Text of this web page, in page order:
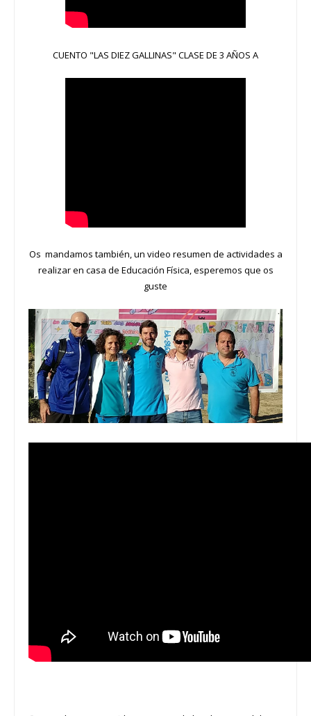
CUENTO "LAS DIEZ GALLINAS" CLASE DE 3 AÑOS A
Os mandamos también, un video resumen de actividades a
realizar en casa de Educación Física, esperemos que os
guste